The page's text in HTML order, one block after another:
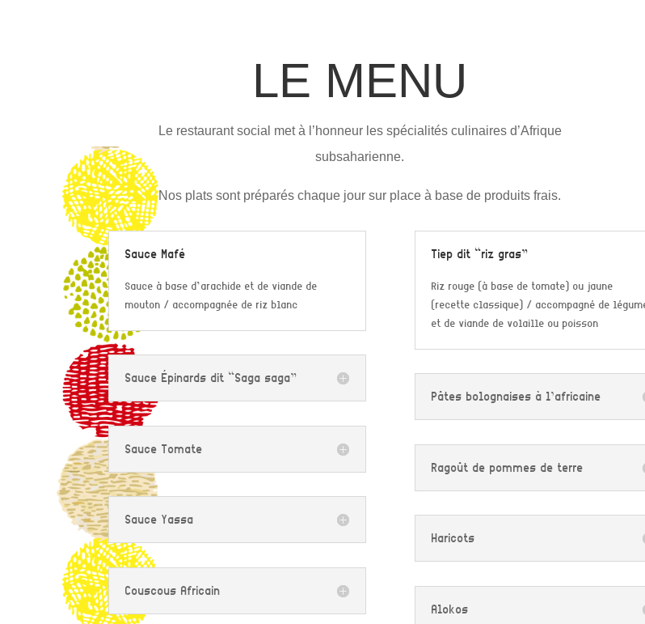
LE MENU
Le restaurant social met à l’honneur les spécialités culinaires d’Afrique
subsaharienne.
Nos plats sont préparés chaque jour sur place à base de produits frais.
Sauce Mafé
Sauce à base d’arachide et de viande de
mouton / accompagnée de riz blanc
Sauce Épinards dit “Saga saga”
Sauce Tomate
Sauce Yassa
Couscous Africain
Tiep dit “riz gras”
Riz rouge (à base de tomate) ou jaune
(recette classique) / accompagné de
et de viande de volaille ou poisson
Pâtes bolognaises à l’africaine
Ragoût de pommes de terre
Haricots
Alokos